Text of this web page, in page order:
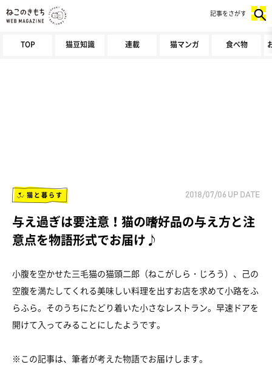
TOP 猫豆知識 連載 猫マンガ 食べ物
記事をさがす
猫と暮らす 2018/07/06 UP DATE
与え過ぎは要注意！猫の嗜好品の与え方と注
意点を物語形式でお届け♪
小腹を空かせた三毛猫の猫頭二郎（ねこがしら・じろう）、己の
空腹を満たしてくれる美味しい料理を出すお店を求めて小路をふ
らふら。そのうちにたどり着いた小さなレストラン。早速ドアを
開けて入ってみることにしたようです。
※この記事は、筆者が考えた物語でお届けします。